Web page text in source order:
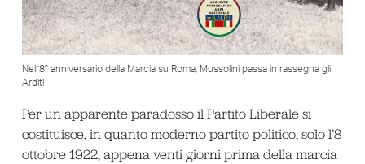
Nell’8° anniversario della Marcia su Roma, Mussolini passa in rassegna gli
Arditi
Per un apparente paradosso il Partito Liberale si
costituisce, in quanto moderno partito politico, solo l’8
ottobre 1922, appena venti giorni prima della marcia